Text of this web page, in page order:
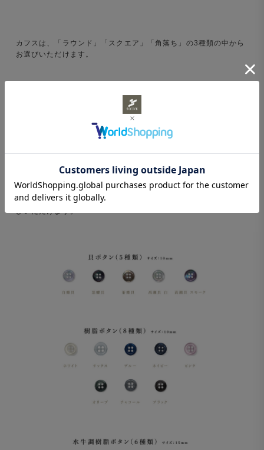
カフスは、「ラウンド」「スクエア」「角落ち」の3種類の中から
お選びいただけます。
ボタンは、貝ボタン5種と樹脂ボタン8種の計13種類の中からお選
びいただけます。